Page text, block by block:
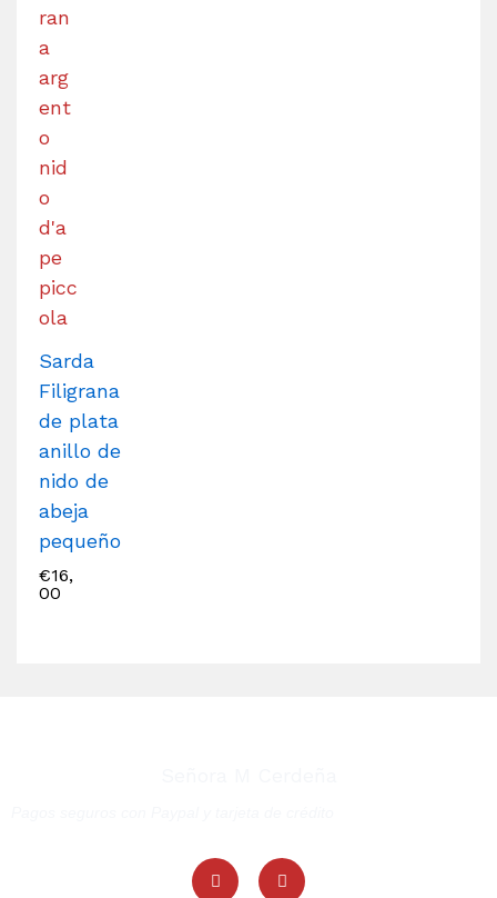
Sarda
Filigrana
de plata
anillo de
nido de
abeja
pequeño
€16,
00